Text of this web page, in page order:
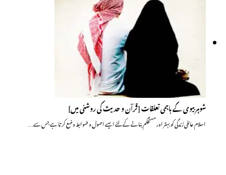
شوہر بیوی کے باہمی تعلقات [قرآن و حدیث کی روشنی میں]
اسلام عائلی زندگی کو بہتر اور مستحکم بنانے کے لئے ایسے اصول و ضوابط وضع کر تا ہے جس سے…